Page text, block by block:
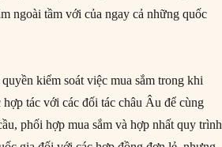
ngoài tầm với của ngay cả những quốc
kiểm soát việc mua sắm trong khi
tác với các đối tác châu Âu để cùng
phối hợp mua sắm và hợp nhất quy trình